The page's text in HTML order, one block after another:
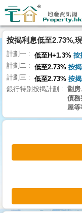
主
頁
搵
樓/
交
業
主
宅
按揭利息低至2.73%,
計劃一 低至H+1.3% 按
計劃二 低至2.73% 按
計劃三 低至2.73% 按
銀行特別按揭計劃
劏房
債務
屋等